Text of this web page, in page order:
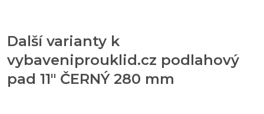
Další varianty k
vybaveniprouklid.cz podlahový
pad 11" ČERNÝ 280 mm